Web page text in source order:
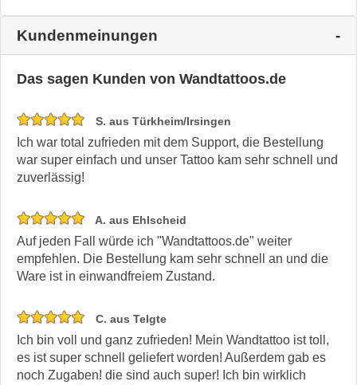
Kundenmeinungen
Das sagen Kunden von Wandtattoos.de
S. aus Türkheim/Irsingen
Ich war total zufrieden mit dem Support, die Bestellung
war super einfach und unser Tattoo kam sehr schnell und
zuverlässig!
A. aus Ehlscheid
Auf jeden Fall würde ich "Wandtattoos.de" weiter
empfehlen. Die Bestellung kam sehr schnell an und die
Ware ist in einwandfreiem Zustand.
C. aus Telgte
Ich bin voll und ganz zufrieden! Mein Wandtattoo ist toll,
es ist super schnell geliefert worden! Außerdem gab es
noch Zugaben! die sind auch super! Ich bin wirklich